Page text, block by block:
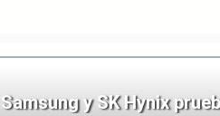
Samsung y SK Hynix